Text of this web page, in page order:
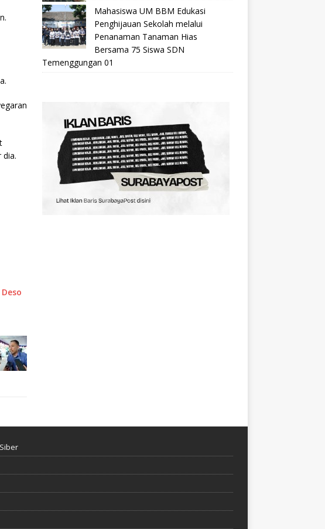
dia.
Mahasiswa UM BBM Edukasi
Penghijauan Sekolah melalui
Penanaman Tanaman Hias
Bersama 75 Siswa SDN
Temenggungan 01